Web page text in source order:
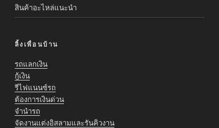
สินค้าอะไหล่แนะนำ
ลิ้งเพื่อนบ้าน
รถแลกเงิน
กู้เงิน
รีไฟแนนซ์รถ
ต้องการเงินด่วน
จำนำรถ
จัดงานแต่งอิสลามและรันคิวงาน